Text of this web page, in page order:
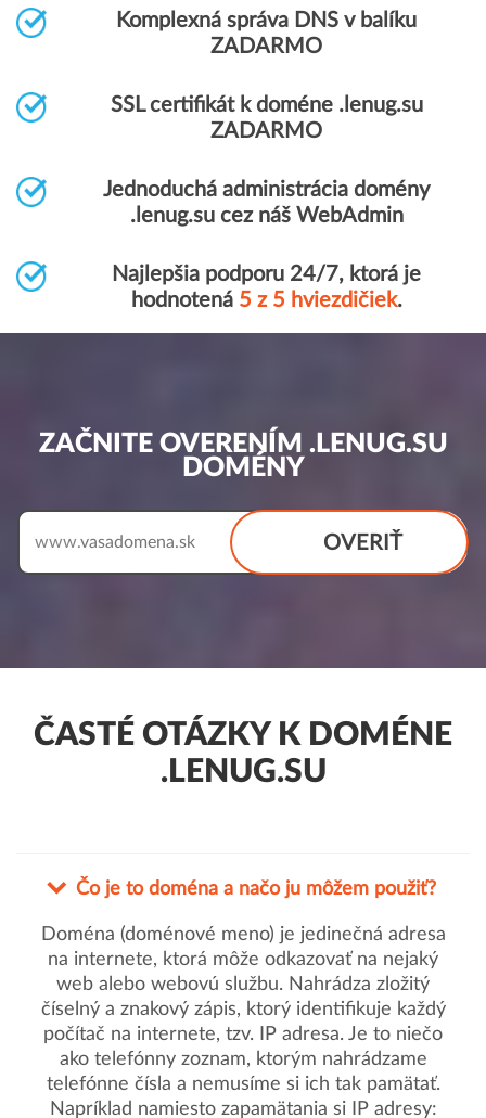
Komplexná správa DNS v balíku
ZADARMO
SSL certifikát k doméne .lenug.su
ZADARMO
Jednoduchá administrácia domény
.lenug.su cez náš WebAdmin
Najlepšia podporu 24/7, ktorá je
hodnotená 5 z 5 hviezdičiek.
ZAČNITE OVERENÍM .LENUG.SU
DOMÉNY
OVERIŤ
www.
ČASTÉ OTÁZKY K DOMÉNE
.LENUG.SU
Čo je to doména a načo ju môžem použiť?
Doména (doménové meno) je jedinečná adresa
na internete, ktorá môže odkazovať na nejaký
web alebo webovú službu. Nahrádza zložitý
číselný a znakový zápis, ktorý identifikuje každý
počítač na internete, tzv. IP adresa. Je to niečo
ako telefónny zoznam, ktorým nahrádzame
telefónne čísla a nemusíme si ich tak pamätať.
Napríklad namiesto zapamätania si IP adresy: